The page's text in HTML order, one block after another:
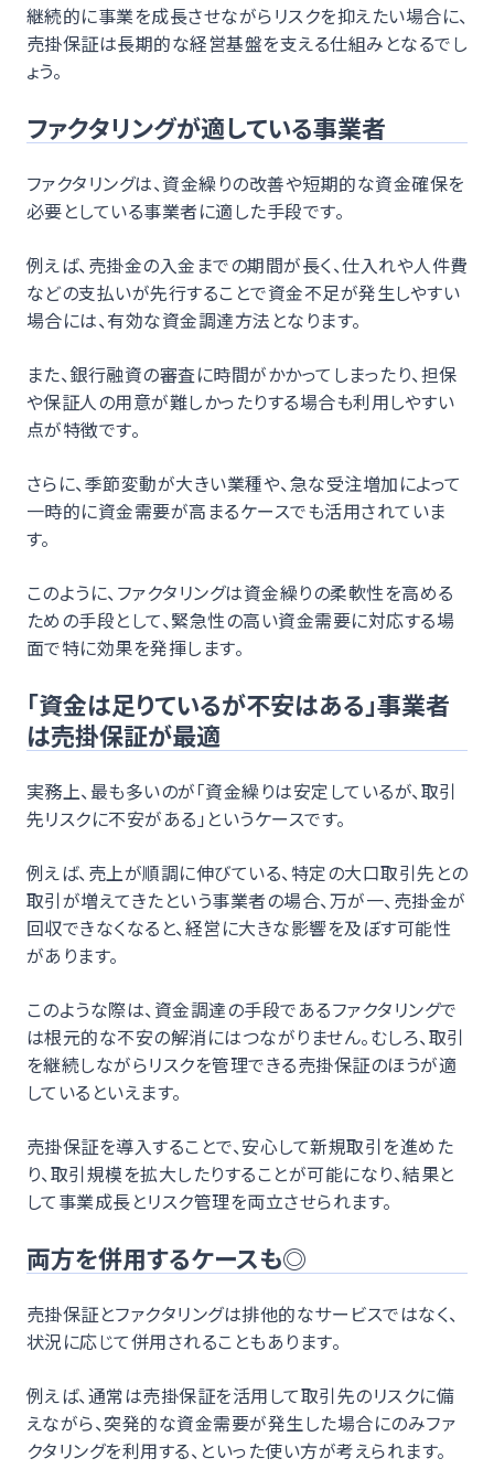
継続的に事業を成長させながらリスクを抑えたい場合に、
売掛保証は長期的な経営基盤を支える仕組みとなるでし
ょう。
ファクタリングが適している事業者
ファクタリングは、資金繰りの改善や短期的な資金確保を
必要としている事業者に適した手段です。
例えば、売掛金の入金までの期間が長く、仕入れや人件費
などの支払いが先行することで資金不足が発生しやすい
場合には、有効な資金調達方法となります。
また、銀行融資の審査に時間がかかってしまったり、担保
や保証人の用意が難しかったりする場合も利用しやすい
点が特徴です。
さらに、季節変動が大きい業種や、急な受注増加によって
一時的に資金需要が高まるケースでも活用されていま
す。
このように、ファクタリングは資金繰りの柔軟性を高める
ための手段として、緊急性の高い資金需要に対応する場
面で特に効果を発揮します。
「資金は足りているが不安はある」事業者
は売掛保証が最適
実務上、最も多いのが「資金繰りは安定しているが、取引
先リスクに不安がある」というケースです。
例えば、売上が順調に伸びている、特定の大口取引先との
取引が増えてきたという事業者の場合、万が一、売掛金が
回収できなくなると、経営に大きな影響を及ぼす可能性
があります。
このような際は、資金調達の手段であるファクタリングで
は根元的な不安の解消にはつながりません。むしろ、取引
を継続しながらリスクを管理できる売掛保証のほうが適
しているといえます。
売掛保証を導入することで、安心して新規取引を進めた
り、取引規模を拡大したりすることが可能になり、結果と
して事業成長とリスク管理を両立させられます。
両方を併用するケースも◎
売掛保証とファクタリングは排他的なサービスではなく、
状況に応じて併用されることもあります。
例えば、通常は売掛保証を活用して取引先のリスクに備
えながら、突発的な資金需要が発生した場合にのみファ
クタリングを利用する、といった使い方が考えられます。